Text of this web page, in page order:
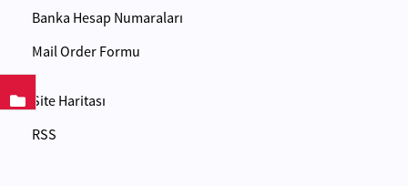
Banka Hesap Numaraları
Mail Order Formu
Site Haritası
RSS